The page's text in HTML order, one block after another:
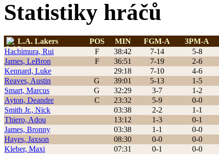
Statistiky hráčů
L.A. Lakers POS MIN FGM-A
3PM-A
Hachimura, Rui
F 38:42 7-14
5-8
James, LeBron
F 36:51 7-19
2-6
Kennard, Luke
29:18 7-10
4-6
Reaves, Austin
G 39:01 5-13
1-5
Smart, Marcus
G 32:29 3-7
1-2
Ayton, Deandre
C 23:32 5-9
0-0
Smith Jr., Nick
03:38 2-2
1-1
Thiero, Adou
13:12 1-3
0-1
James, Bronny
03:38 1-1
0-0
Hayes, Jaxson
08:30 0-0
0-0
Kleber, Maxi
07:31 0-1
0-0